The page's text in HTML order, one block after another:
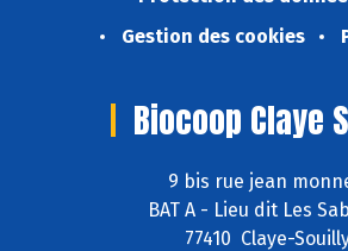
Gestion des cookies
Biocoop Claye
9 bis rue jean
BAT A - Lieu dit Les
77410 Claye-